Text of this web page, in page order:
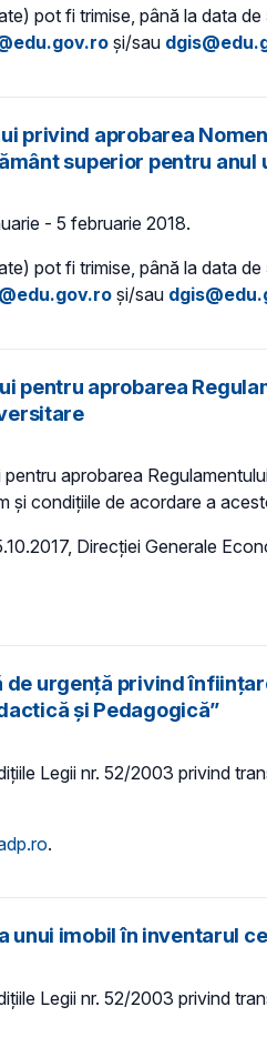
pot fi trimise, până la data
și/sau
privind aprobarea
superior pentru anul
- 5 februarie 2018.
pot fi trimise, până la data
și/sau
pentru aprobarea
aprobarea
condițiile de acordare a
Direcţiei Generale
urgență privind
și Pedagogică”
Legii nr. 52/2003 privind
.
imobil în inventarul
Legii nr. 52/2003 privind